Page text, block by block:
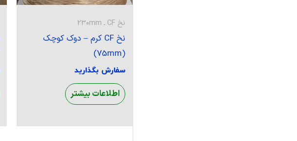
نخ CF ـ 230mm
نخ CF کرم – دوک کوچک
(75mm)
سفارش بگذارید
اطلاعات بیشتر